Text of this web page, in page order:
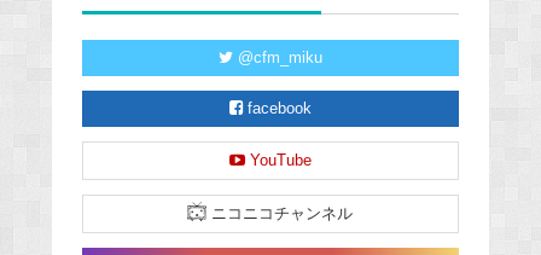
@cfm_miku
facebook
YouTube
ニコニコチャンネル